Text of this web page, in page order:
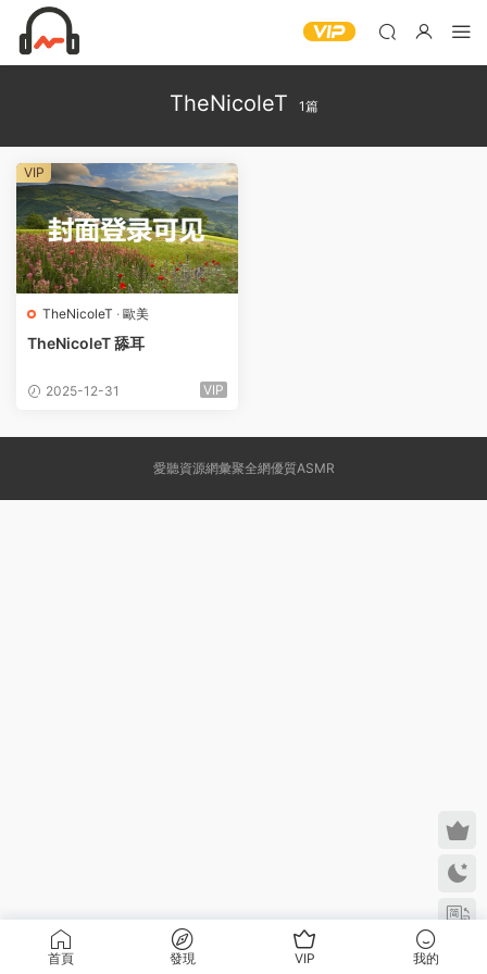
TheNicoleT 1篇
TheNicoleT · 歐美
TheNicoleT 舔耳
2025-12-31 VIP
VIP
愛聽資源網彙聚全網優質ASMR
首頁 發現 VIP 我的